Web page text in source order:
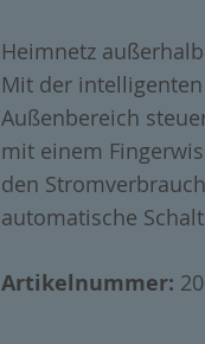
Heimnetz
Mit der
Außenbereich
mit einem
den
automatische
Artikelnummer: